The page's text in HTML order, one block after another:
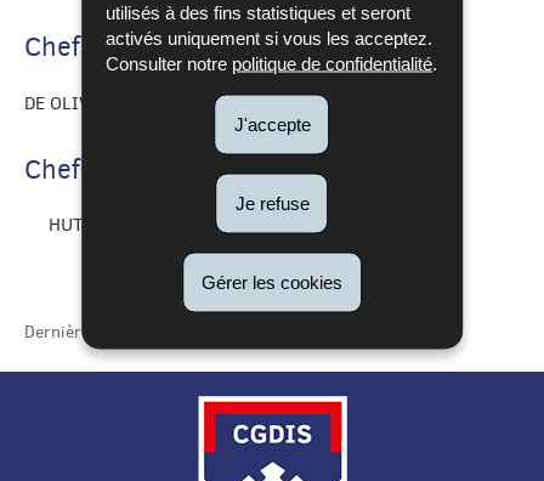
utilisés à des fins statistiques et seront
activés uniquement si vous les acceptez.
Consulter notre politique de confidentialité.
J'accepte
Je refuse
Gérer les cookies
Chef de centre
DE OLIVEIRA GOMES Victor
Chefs de centre adjoints
HUTTNER Gilles
Dernière mise à jour